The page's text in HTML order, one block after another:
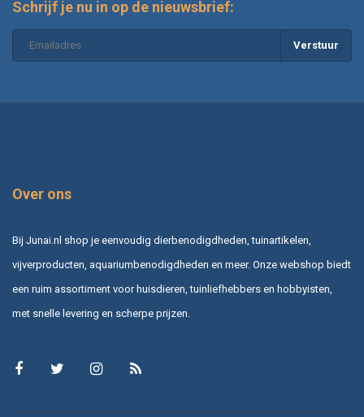
honden kopen bij Junai.nl?
Schrijf je nu in op de nieuwsbrief:
Verstuur
Over ons
Bij Junai.nl shop je eenvoudig dierbenodigdheden, tuinartikelen,
vijverproducten, aquariumbenodigdheden en meer. Onze webshop biedt
een ruim assortiment voor huisdieren, tuinliefhebbers en hobbyisten,
met snelle levering en scherpe prijzen.